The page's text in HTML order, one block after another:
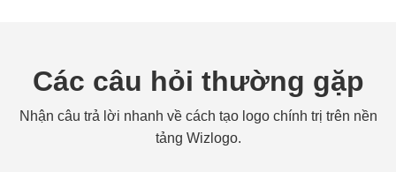
Các câu hỏi thường gặp
Nhận câu trả lời nhanh về cách tạo logo chính trị trên nền
tảng Wizlogo.